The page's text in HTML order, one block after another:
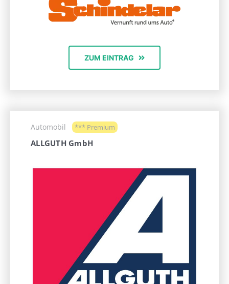
ZUM EINTRAG
Automobil *** Premium
ALLGUTH GmbH